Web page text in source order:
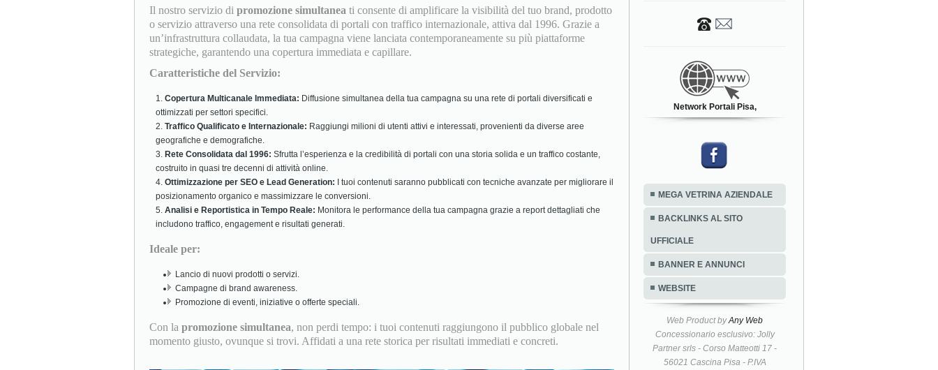
Il nostro servizio di promozione simultanea ti consente di amplificare la visibilità del tuo brand, prodotto
o servizio attraverso una rete consolidata di portali con traffico internazionale, attiva dal 1996. Grazie a
un’infrastruttura collaudata, la tua campagna viene lanciata contemporaneamente su più piattaforme
strategiche, garantendo una copertura immediata e capillare.
Caratteristiche del Servizio:
Copertura Multicanale Immediata: Diffusione simultanea della tua campagna su una rete di portali diversificati e
ottimizzati per settori specifici.
Traffico Qualificato e Internazionale: Raggiungi milioni di utenti attivi e interessati, provenienti da diverse aree
geografiche e demografiche.
Rete Consolidata dal 1996: Sfrutta l’esperienza e la credibilità di portali con una storia solida e un traffico costante,
costruito in quasi tre decenni di attività online.
Ottimizzazione per SEO e Lead Generation: I tuoi contenuti saranno pubblicati con tecniche avanzate per migliorare il
posizionamento organico e massimizzare le conversioni.
Analisi e Reportistica in Tempo Reale: Monitora le performance della tua campagna grazie a report dettagliati che
includono traffico, engagement e risultati generati.
Ideale per:
Lancio di nuovi prodotti o servizi.
Campagne di brand awareness.
Promozione di eventi, iniziative o offerte speciali.
Con la promozione simultanea, non perdi tempo: i tuoi contenuti raggiungono il pubblico globale nel
momento giusto, ovunque si trovi. Affidati a una rete storica per risultati immediati e concreti.
Network Portali Pisa,
MEGA VETRINA AZIENDALE
BACKLINKS AL SITO
UFFICIALE
BANNER E ANNUNCI
WEBSITE
Web Product byAny Web
Concessionario esclusivo: Jolly
Partner srls - Corso Matteotti 17 -
56021 Cascina Pisa - P.IVA